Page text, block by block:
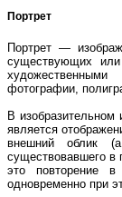
Портрет
Портрет —
существующих
фотографии,
В изобразительном
является
внешний облик
существовавшего
это повторение
одновременно при